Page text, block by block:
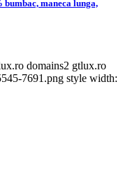
maneca lunga,
domains2 gtlux.ro
7691.png style width: